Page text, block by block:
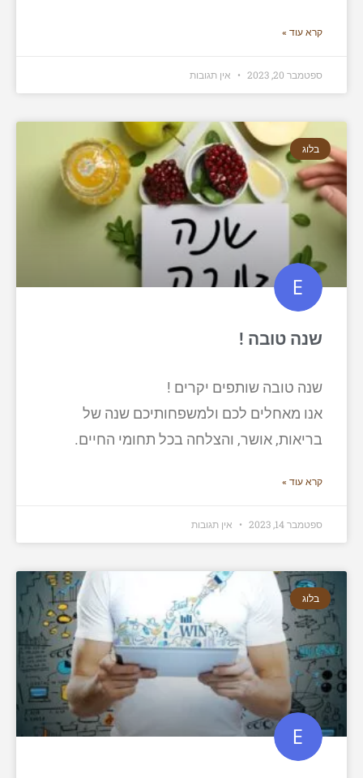
קרא עוד »
ספטמבר 20, 2023 אין תגובות
בלוג
שנה טובה !
שנה טובה שותפים יקרים !
אנו מאחלים לכם ולמשפחותיכם שנה של
בריאות, אושר, והצלחה בכל תחומי החיים.
קרא עוד »
ספטמבר 14, 2023 אין תגובות
בלוג